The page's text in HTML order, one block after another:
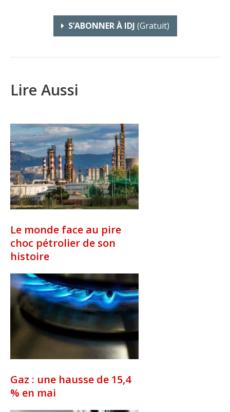
S’ABONNER À IDJ (gratuit)
Lire Aussi
Le monde face au pire
choc pétrolier de son
histoire
Gaz : une hausse de 15,4
% en mai